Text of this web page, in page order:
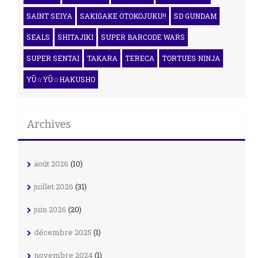
SAINT SEIYA SAKIGAKE OTOKOJUKU!! SD GUNDAM
SEALS SHITAJIKI SUPER BARCODE WARS
SUPER SENTAI TAKARA TERECA TORTUES NINJA
YŪ☆YŪ☆HAKUSHO
Archives
août 2026 (10)
juillet 2026 (31)
juin 2026 (20)
décembre 2025 (1)
novembre 2024(1)